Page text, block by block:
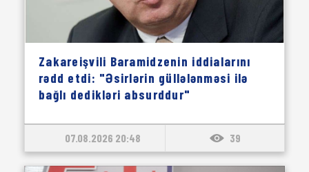
Zakareişvili Baramidzenin iddialarını
rədd etdi: "Əsirlərin güllələnməsi ilə
bağlı dedikləri absurddur"
07.08.2026 20:48 39